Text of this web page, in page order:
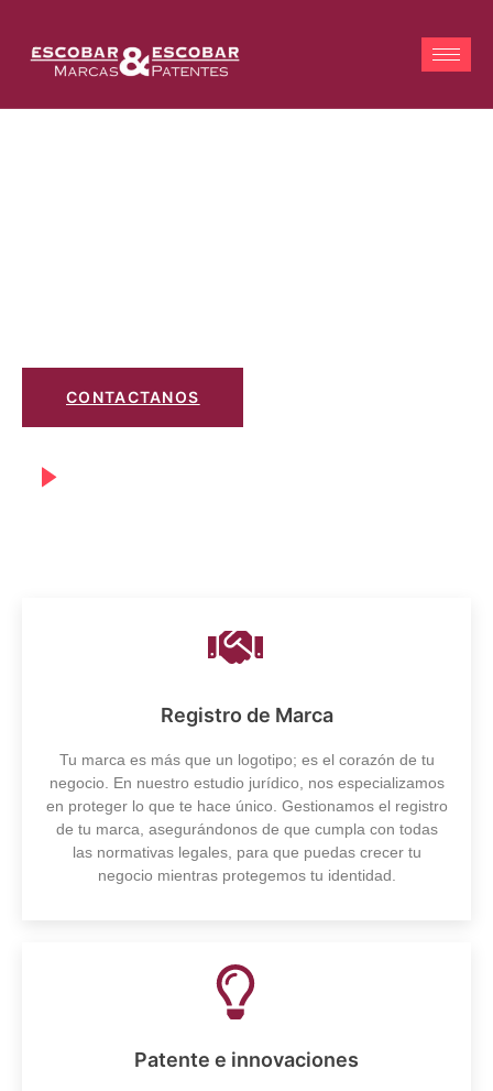
CONTACTANOS
Registro de Marca
Tu marca es más que un logotipo; es el corazón de tu
negocio. En nuestro estudio jurídico, nos especializamos
en proteger lo que te hace único. Gestionamos el registro
de tu marca, asegurándonos de que cumpla con todas
las normativas legales, para que puedas crecer tu
negocio mientras protegemos tu identidad.
Patente e innovaciones